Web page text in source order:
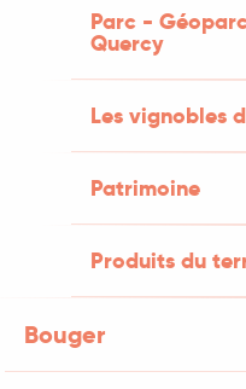
Parc -
Quercy
Les vignobles
Patrimoine
Produits du
Bouger